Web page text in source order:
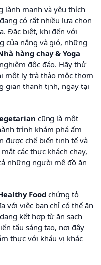
lành mạnh và yêu thích
có rất nhiều lựa chọn
Đặc biệt, khi đến với
của nắng và gió, những
hàng chay & Yoga
độc đáo. Hãy thử
một ly trà thảo mộc thơm
gian thanh tịnh, ngay tại
cũng là một
trình khám phá ẩm
được chế biến tinh tế và
các thực khách chay,
những người mê đồ ăn
Food chứng tỏ
với việc bạn chỉ có thể ăn
kết hợp từ ăn sạch
tấu sáng tạo, nơi đây
thực với khẩu vị khác